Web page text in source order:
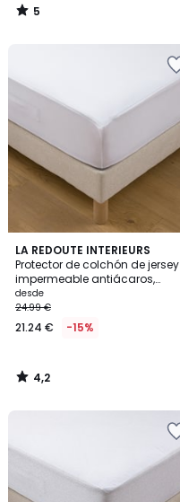
5
/
LA REDOUTE INTERIEURS
Protector de colchón de jersey
impermeable antiácaros,
altura máx. 25 cm
desde
24.99 €
21.24 € -15%
4,2
/ 5
4,2
/